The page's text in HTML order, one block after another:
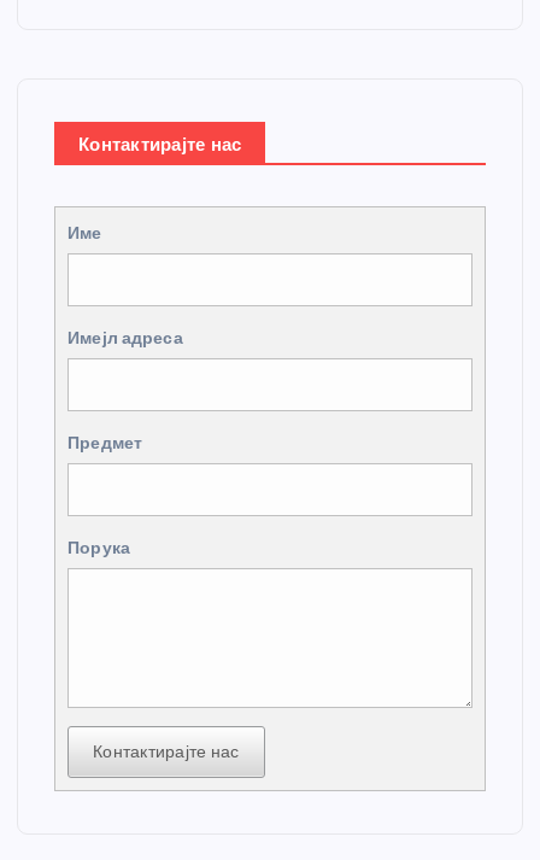
Контактирајте нас
Име
Имејл адреса
Предмет
Порука
Контактирајте нас